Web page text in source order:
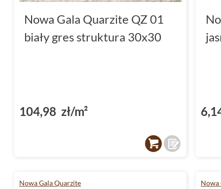
Nowa Gala Quarzite QZ 01
biały gres struktura 30x30
104,98 zł/m²
Nowa Gala Quarzite Nowa